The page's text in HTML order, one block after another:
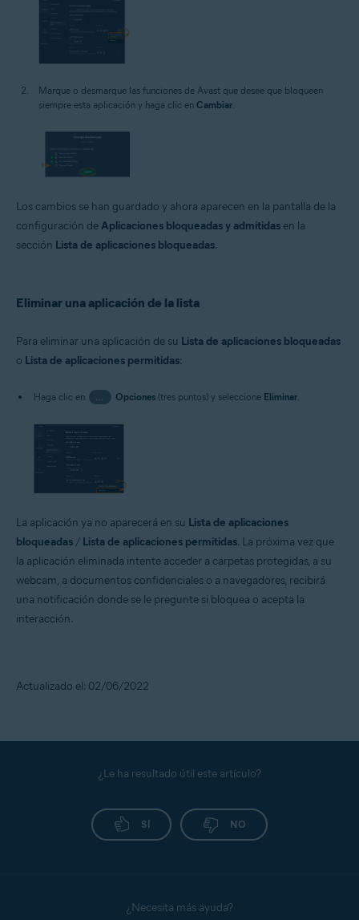
Marque o desmarque las funciones de Avast que desee que bloqueen
siempre esta aplicación y haga clic en Cambiar.
Los cambios se han guardado y ahora aparecen en la pantalla de la
configuración deAplicaciones bloqueadas y admitidas en la
sección Lista de aplicaciones bloqueadas.
Eliminar una aplicación de la lista
Para eliminar una aplicación de su Lista de aplicaciones bloqueadas
o Lista de aplicaciones permitidas:
Haga clic en … Opciones(tres puntos) y seleccione Eliminar.
La aplicación ya no aparecerá en su Lista de aplicaciones
bloqueadas / Lista de aplicaciones permitidas. La próxima vez que
la aplicación eliminada intente acceder a carpetas protegidas, a su
webcam, a documentos confidenciales o a navegadores, recibirá
una notificación donde se le pregunte si bloquea o acepta la
interacción.
Actualizado el: 02/06/2022
¿Le ha resultado útil este artículo?
SÍ NO
¿Necesita más ayuda?